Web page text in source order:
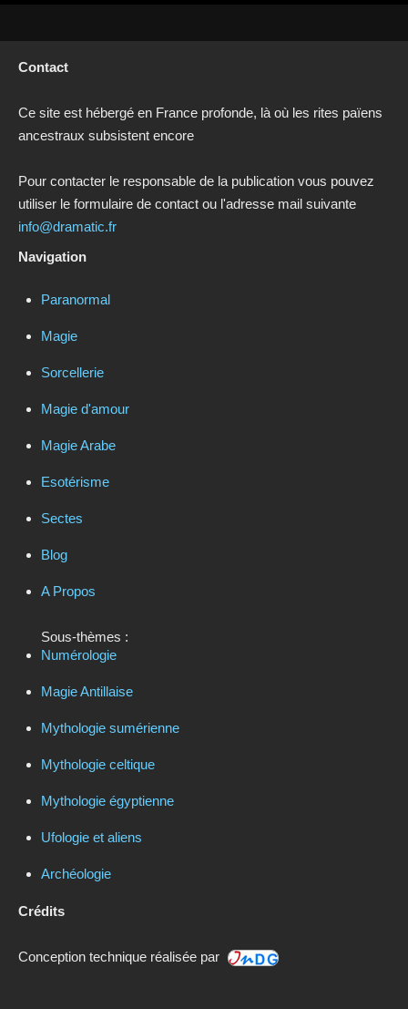
Contact
Ce site est hébergé en France profonde, là où les rites païens
ancestraux subsistent encore
Pour contacter le responsable de la publication vous pouvez
utiliser le formulaire de contact ou l'adresse mail suivante
info@dramatic.fr
Navigation
Paranormal
Magie
Sorcellerie
Magie d'amour
Magie Arabe
Esotérisme
Sectes
Blog
A Propos
Sous-thèmes :
Numérologie
Magie Antillaise
Mythologie sumérienne
Mythologie celtique
Mythologie égyptienne
Ufologie et aliens
Archéologie
Crédits
Conception technique réalisée par